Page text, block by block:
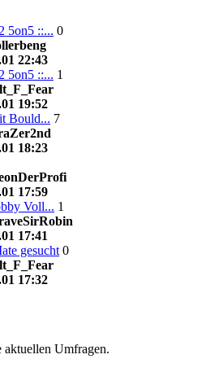
5on5 ::... 0
22:43
5on5 ::... 1
19:52
Bould... 7
18:23
17:59
Voll... 1
17:41
gesucht 0
17:32
aktuellen Umfragen.